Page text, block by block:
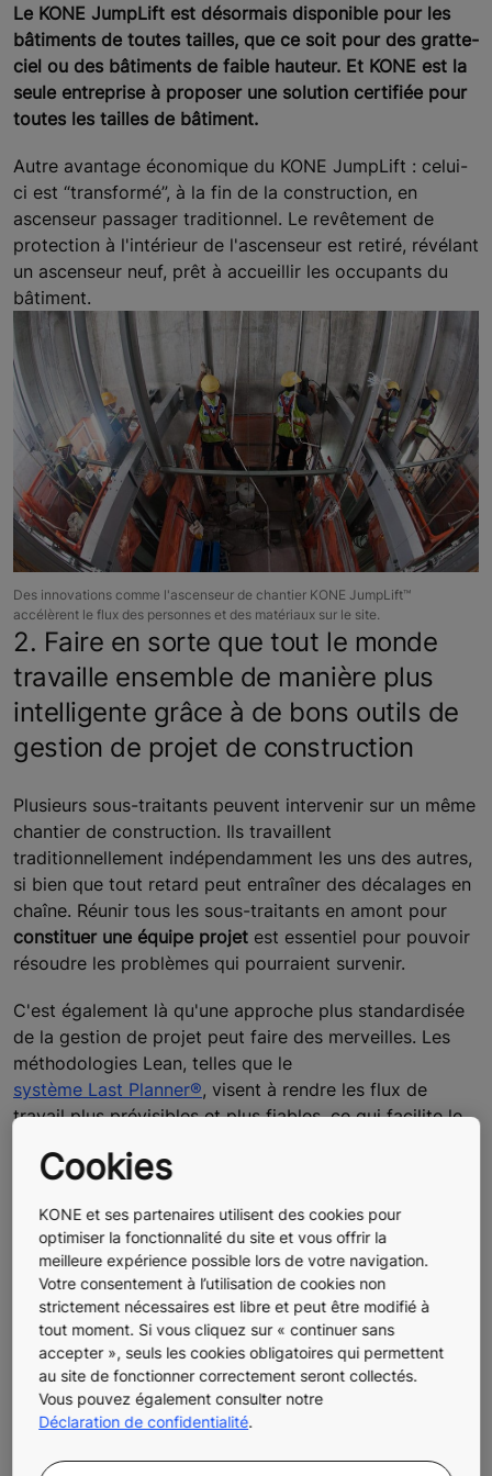
Le KONE JumpLift est désormais disponible pour les
bâtiments de toutes tailles, que ce soit pour des gratte-
ciel ou des bâtiments de faible hauteur. Et KONE est la
seule entreprise à proposer une solution certifiée pour
toutes les tailles de bâtiment.
Autre avantage économique du KONE JumpLift : celui-
ci est “transformé”, à la fin de la construction, en
ascenseur passager traditionnel. Le revêtement de
protection à l'intérieur de l'ascenseur est retiré, révélant
un ascenseur neuf, prêt à accueillir les occupants du
bâtiment.
Des innovations comme l'ascenseur de chantier KONE JumpLift™
accélèrent le flux des personnes et des matériaux sur le site.
2. Faire en sorte que tout le monde
travaille ensemble de manière plus
intelligente grâce à de bons outils de
gestion de projet de construction
Plusieurs sous-traitants peuvent intervenir sur un même
chantier de construction. Ils travaillent
traditionnellement indépendamment les uns des autres,
si bien que tout retard peut entraîner des décalages en
chaîne. Réunir tous les sous-traitants en amont pour
constituer une équipe projet est essentiel pour pouvoir
résoudre les problèmes qui pourraient survenir.
C'est également là qu'une approche plus standardisée
de la gestion de projet peut faire des merveilles. Les
méthodologies Lean, telles que le
système Last Planner®, visent à rendre les flux de
travail plus prévisibles et plus fiables, ce qui facilite le
lorsque des outils de planification intégrés ont été
productivité a augmenté de 70 %.
Cookies
KONE et ses partenaires utilisent des cookies pour
optimiser la fonctionnalité du site et vous offrir la
meilleure expérience possible lors de votre navigation.
Votre consentement à l’utilisation de cookies non
strictement nécessaires est libre et peut être modifié à
tout moment. Si vous cliquez sur « continuer sans
accepter », seuls les cookies obligatoires qui permettent
au site de fonctionner correctement seront collectés.
Vous pouvez également consulter notre
Déclaration de confidentialité.